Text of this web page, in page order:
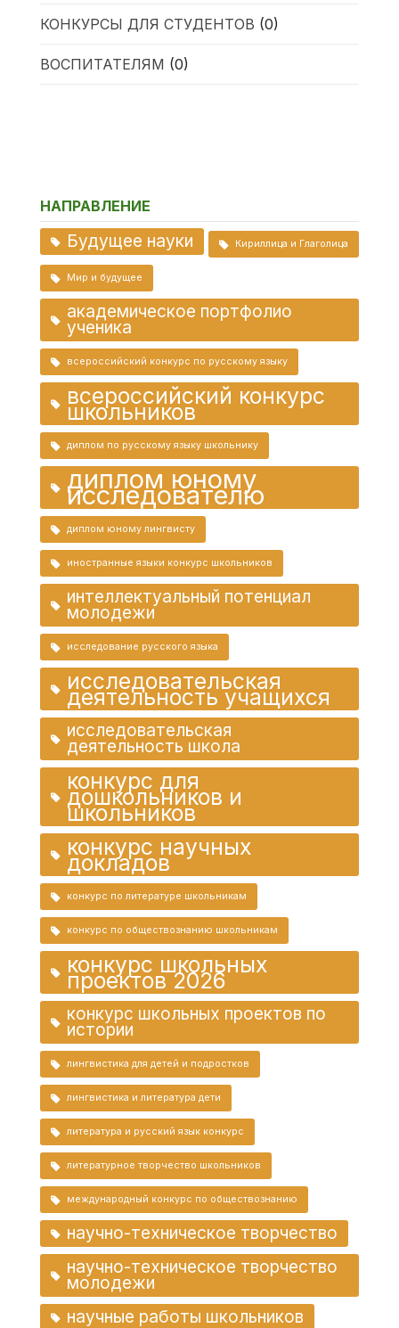
КОНКУРСЫ ДЛЯ СТУДЕНТОВ (0)
ВОСПИТАТЕЛЯМ (0)
НАПРАВЛЕНИЕ
Будущее науки Кириллица и Глаголица
Мир и будущее
академическое портфолио
ученика
всероссийский конкурс по русскому языку
всероссийский конкурс
школьников
диплом по русскому языку школьнику
диплом юному
исследователю
диплом юному лингвисту
иностранные языки конкурс школьников
интеллектуальный потенциал
молодежи
исследование русского языка
исследовательская
деятельность учащихся
исследовательская
деятельность школа
конкурс для
дошкольников и
школьников
конкурс научных
докладов
конкурс по литературе школьникам
конкурс по обществознанию школьникам
конкурс школьных
проектов 2026
конкурс школьных проектов по
истории
лингвистика для детей и подростков
лингвистика и литература дети
литература и русский язык конкурс
литературное творчество школьников
международный конкурс по обществознанию
научно-техническое творчество
научно-техническое творчество
молодежи
научные работы школьников